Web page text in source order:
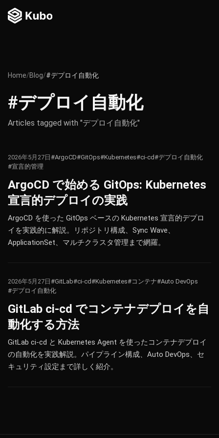
Home/Blog/#デプロイ自動化
#デプロイ自動化
Articles tagged with "デプロイ自動化"
2026年5月27日 #ArgoCD#GitOps#Kubernetes#ci-cd#デプロイ自動化
#宣言的管理
ArgoCD で始める GitOps: Kubernetes
宣言的デプロイの実践
ArgoCD を使った GitOps ベースの Kubernetes 宣言的デプロ
イを実践的に解説。リポジトリ構成、Sync Wave、
ApplicationSet、マルチクラスタ管理まで網羅。
2026年5月27日 #GitLab#ci-cd#Kubernetes#コンテナ#Auto DevOps
#デプロイ自動化
GitLab ci-cd でコンテナデプロイを自
動化する方法
GitLab ci-cd と Kubernetes Agent を使ったコンテナデプロイ
の自動化を実践解説。パイプライン構成、Auto DevOps、セ
キュリティ設定まで詳しく紹介。